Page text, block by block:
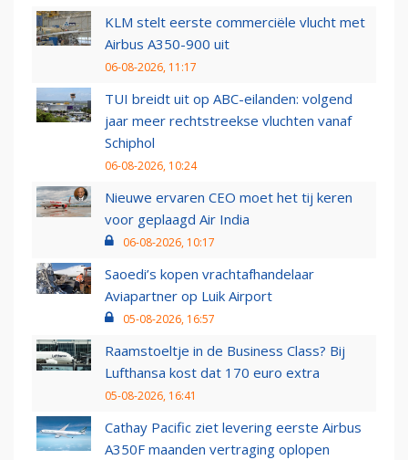
KLM stelt eerste commerciële vlucht met
Airbus A350-900 uit
06-08-2026, 11:17
TUI breidt uit op ABC-eilanden: volgend
jaar meer rechtstreekse vluchten vanaf
Schiphol
06-08-2026, 10:24
Nieuwe ervaren CEO moet het tij keren
voor geplaagd Air India
06-08-2026, 10:17
Saoedi’s kopen vrachtafhandelaar
Aviapartner op Luik Airport
05-08-2026, 16:57
Raamstoeltje in de Business Class? Bij
Lufthansa kost dat 170 euro extra
05-08-2026, 16:41
Cathay Pacific ziet levering eerste Airbus
A350F maanden vertraging oplopen